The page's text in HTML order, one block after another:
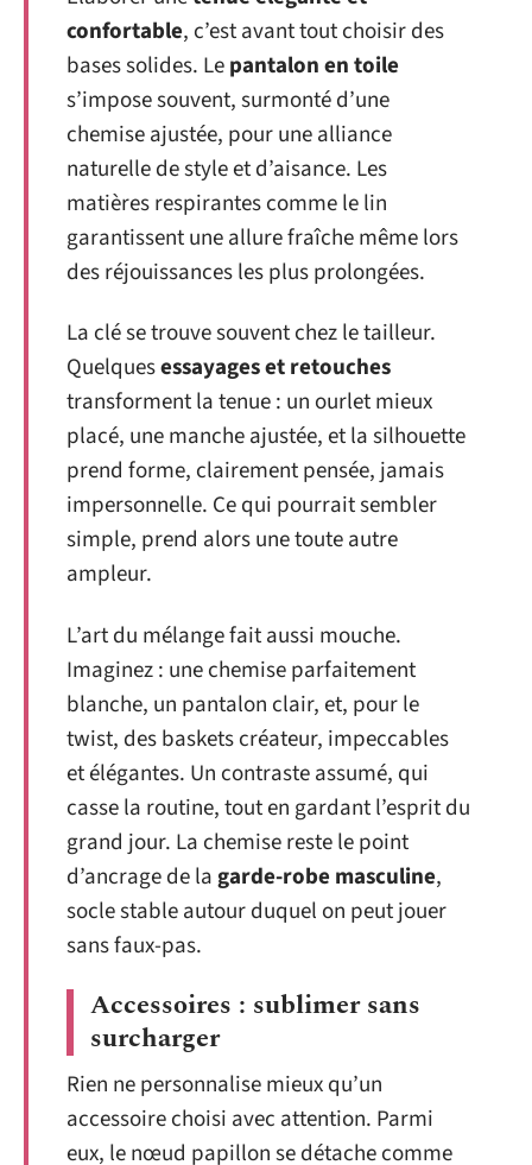
confortable, c’est avant tout choisir des
bases solides. Lepantalon en toile
s’impose souvent, surmonté d’une
chemise ajustée, pour une alliance
naturelle de style et d’aisance. Les
matières respirantes comme le lin
garantissent une allure fraîche même lors
des réjouissances les plus prolongées.
La clé se trouve souvent chez le tailleur.
Quelquesessayages et retouches
transforment la tenue : un ourlet mieux
placé, une manche ajustée, et la silhouette
prend forme, clairement pensée, jamais
impersonnelle. Ce qui pourrait sembler
simple, prend alors une toute autre
ampleur.
L’art du mélange fait aussi mouche.
Imaginez : une chemise parfaitement
blanche, un pantalon clair, et, pour le
twist, des baskets créateur, impeccables
et élégantes. Un contraste assumé, qui
casse la routine, tout en gardant l’esprit du
grand jour. La chemise reste le point
d’ancrage de lagarde-robe masculine,
socle stable autour duquel on peut jouer
sans faux-pas.
Accessoires : sublimer sans
surcharger
Rien ne personnalise mieux qu’un
accessoire choisi avec attention. Parmi
eux, le nœud papillon se détache comme